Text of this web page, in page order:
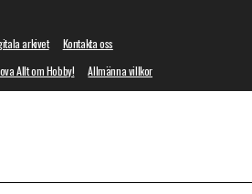
arkivet
Kontakta oss
Allt om Hobby! Allmänna villkor